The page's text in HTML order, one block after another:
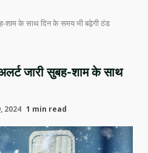
शाम के साथ दिन के समय भी बढ़ेगी ठंड
जारी सुबह-शाम के साथ
2024 1 min read